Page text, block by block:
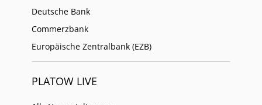
Deutsche Bank
Commerzbank
Europäische Zentralbank (EZB)
PLATOW LIVE